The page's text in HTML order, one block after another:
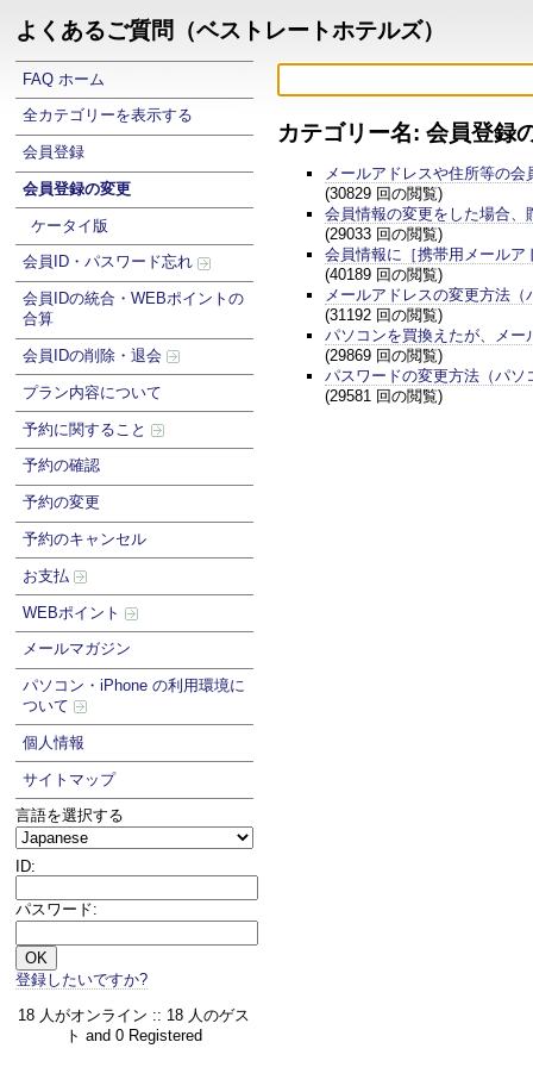
よくあるご質問（ベストレートホテルズ）
FAQ ホーム
全カテゴリーを表示する
会員登録
会員登録の変更
ケータイ版
会員ID・パスワード忘れ
会員IDの統合・WEBポイントの
合算
会員IDの削除・退会
プラン内容について
予約に関すること
予約の確認
予約の変更
予約のキャンセル
お支払
WEBポイント
メールマガジン
パソコン・iPhone の利用環境に
ついて
個人情報
サイトマップ
言語を選択する
ID:
パスワード:
登録したいですか?
18 人がオンライン :: 18 人のゲス
ト and 0 Registered
カテゴリー名: 会員登録
メールアドレスや住所等の
(30829 回の閲覧)
会員情報の変更をした場合
(29033 回の閲覧)
会員情報に［携帯用メールア
(40189 回の閲覧)
メールアドレスの変更方法（
(31192 回の閲覧)
パソコンを買換えたが、メ
(29869 回の閲覧)
パスワードの変更方法（パソ
(29581 回の閲覧)